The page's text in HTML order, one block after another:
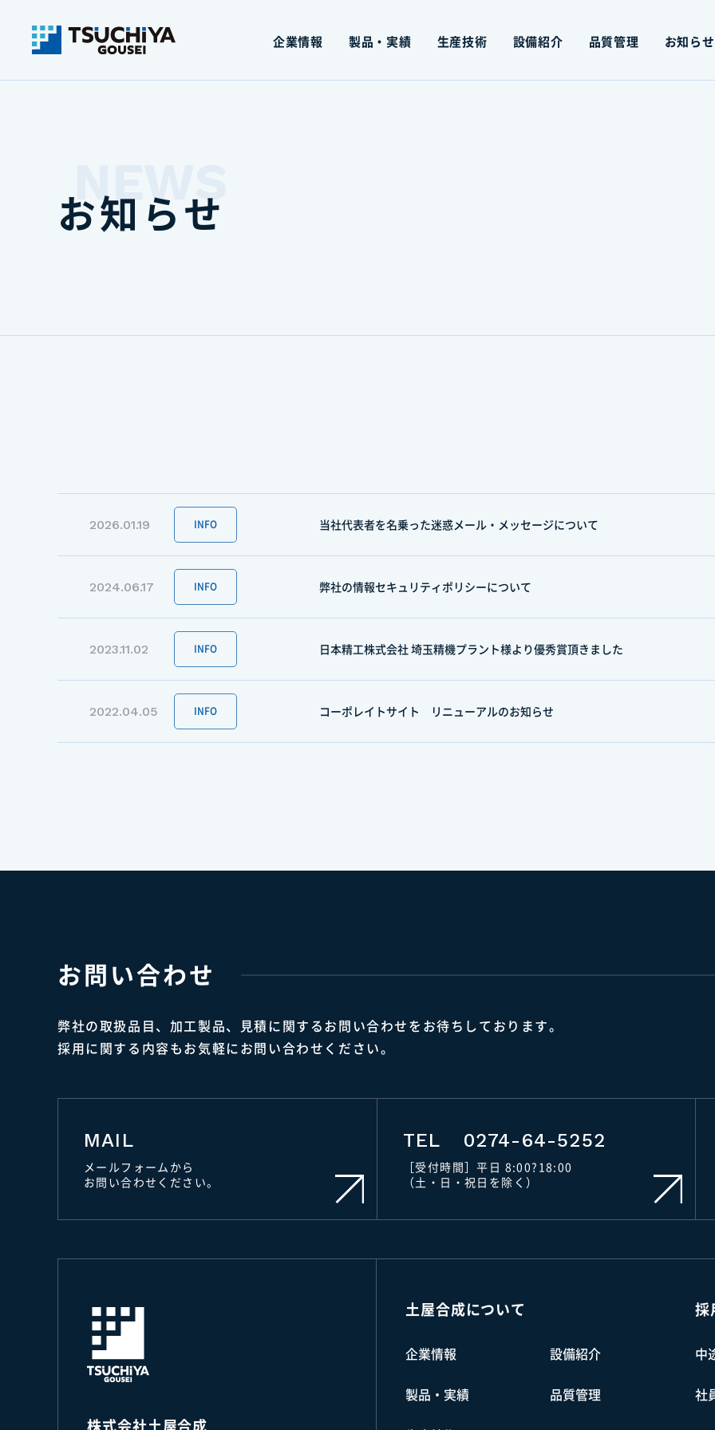
企業情報 製品・実績 生産技術 設備紹介 品質管理 お知らせ
お知らせ
NEWS
2026.01.19 INFO 当社代表者を名乗った迷惑メール・メッセージについて
2024.06.17 INFO 弊社の情報セキュリティポリシーについて
2023.11.02 INFO 日本精工株式会社 埼玉精機プラント様より優秀賞頂きました
2022.04.05 INFO コーポレイトサイト リニューアルのお知らせ
お問い合わせ
弊社の取扱品目、加工製品、見積に関するお問い合わせをお待ちしております。
採用に関する内容もお気軽にお問い合わせください。
MAIL
メールフォームから
お問い合わせください。
TEL 0274-64-5252
［受付時間］平日 8:00?18:00
（土・日・祝日を除く）
株式会社土屋合成
土屋合成について
企業情報 設備紹介
製品・実績 品質管理
採
中
社